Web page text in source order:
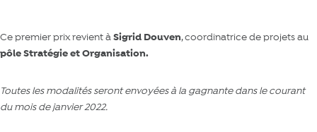
Ce premier prix revient àSigrid Douven, coordinatrice de projets au
pôle Stratégie et Organisation.
Toutes les modalités seront envoyées à la gagnante dans le courant
du mois de janvier 2022.